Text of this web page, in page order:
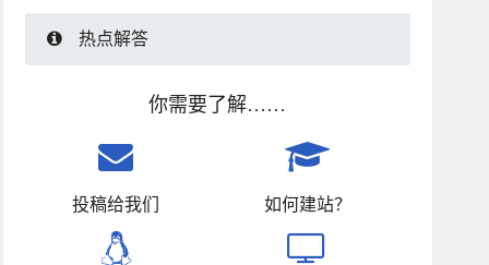
热点解答
你需要了解……
投稿给我们 如何建站？